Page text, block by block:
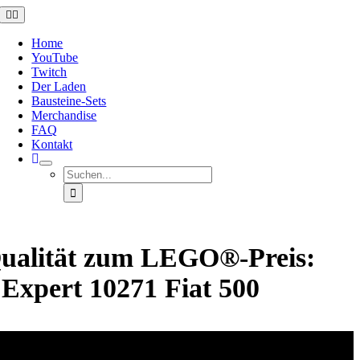
Zum
Inhalt
springen
Toggle
Navigation
Home
YouTube
Twitch
Der Laden
Bausteine-Sets
Merchandise
FAQ
Kontakt
Suche
nach:
zum LEGO®-Preis:
10271 Fiat 500